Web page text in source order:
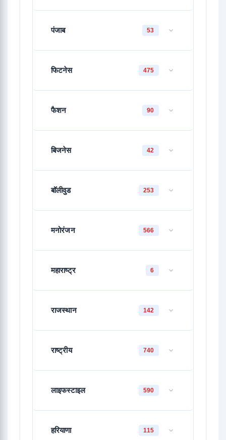
पंजाब 53
फिटनेस 475
फैशन 90
बिजनेस 42
बॉलीवुड 253
मनोरंजन 566
महाराष्ट्र 6
राजस्थान 142
राष्ट्रीय 740
लाइफस्टाइल 590
हरियाणा 115